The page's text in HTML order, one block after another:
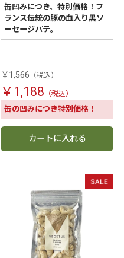
缶凹みにつき、特別価格！フ
ランス伝統の豚の血入り黒ソ
ーセージパテ。
￥1,566
￥1,188
缶の凹みにつき特別価格！
カートに入れる